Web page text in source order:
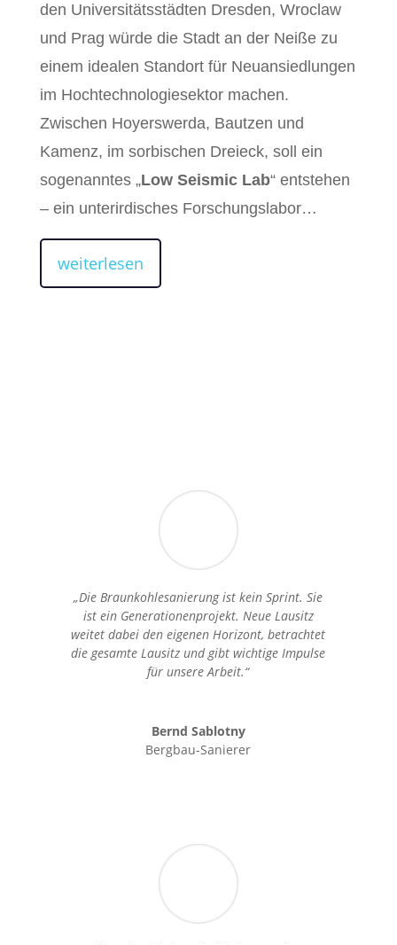
den Universitätsstädten Dresden, Wroclaw
und Prag würde die Stadt an der Neiße zu
einem idealen Standort für Neuansiedlungen
im Hochtechnologiesektor machen.
Zwischen Hoyerswerda, Bautzen und
Kamenz, im sorbischen Dreieck, soll ein
sogenanntes „Low Seismic Lab“ entstehen
– ein unterirdisches Forschungslabor…
weiterlesen
„Die Braunkohlesanierung ist kein Sprint. Sie
ist ein Generationenprojekt. Neue Lausitz
weitet dabei den eigenen Horizont, betrachtet
die gesamte Lausitz und gibt wichtige Impulse
für unsere Arbeit.“
Bernd Sablotny
Bergbau-Sanierer